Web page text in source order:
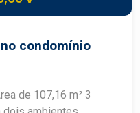
condomínio
de 107,16 m² 3